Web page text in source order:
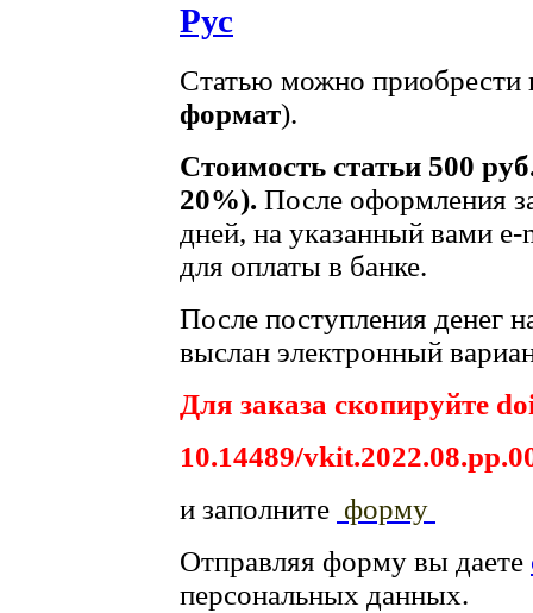
Рус
Статью можно приобрести
формат).
Стоимость статьи 500
20%). После оформления
дней, на указанный вами
для оплаты в банке.
После поступления денег
выслан электронный
Для заказа скопируйте
10.14489/
и заполните форму
Отправляя форму вы даете
персональных данных.